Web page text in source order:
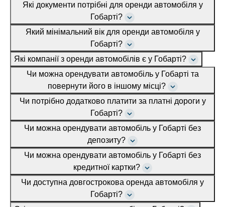
Які документи потрібні для оренди автомобіля у
Гобарті?
Який мінімальний вік для оренди автомобіля у
Гобарті?
Які компанії з оренди автомобілів є у Гобарті?
Чи можна орендувати автомобіль у Гобарті та
повернути його в іншому місці?
Чи потрібно додатково платити за платні дороги у
Гобарті?
Чи можна орендувати автомобіль у Гобарті без
депозиту?
Чи можна орендувати автомобіль у Гобарті без
кредитної картки?
Чи доступна довгострокова оренда автомобіля у
Гобарті?